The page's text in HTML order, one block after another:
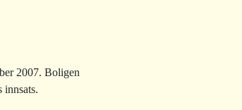
2007. Boligen
innsats.